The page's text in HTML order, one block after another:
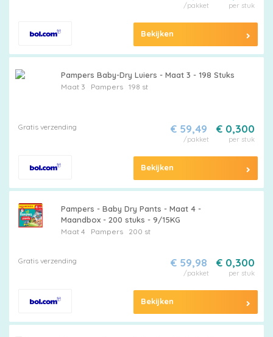
per stuk
/pakket
Bekijken
Pampers Baby-Dry Luiers - Maat 3 - 198 Stuks
Maat 3 Pampers198 st
Gratis verzending € 0,300
per stuk
€ 59,49
/pakket
Bekijken
Pampers - Baby Dry Pants - Maat 4 -
Maandbox - 200 stuks - 9/15KG
Maat 4 Pampers200 st
Gratis verzending € 0,300
per stuk
€ 59,98
/pakket
Bekijken